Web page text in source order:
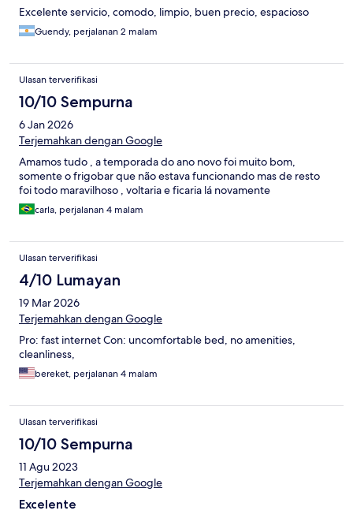
Excelente servicio, comodo, limpio, buen precio, espacioso
Guendy, perjalanan 2 malam
Ulasan terverifikasi
10/10 Sempurna
6 Jan 2026
Terjemahkan dengan Google
Amamos tudo , a temporada do ano novo foi muito bom,
somente o frigobar que não estava funcionando mas de resto
foi todo maravilhoso , voltaria e ficaria lá novamente
carla, perjalanan 4 malam
Ulasan terverifikasi
4/10 Lumayan
19 Mar 2026
Terjemahkan dengan Google
Pro: fast internet Con: uncomfortable bed, no amenities,
cleanliness,
bereket, perjalanan 4 malam
Ulasan terverifikasi
10/10 Sempurna
11 Agu 2023
Terjemahkan dengan Google
Excelente